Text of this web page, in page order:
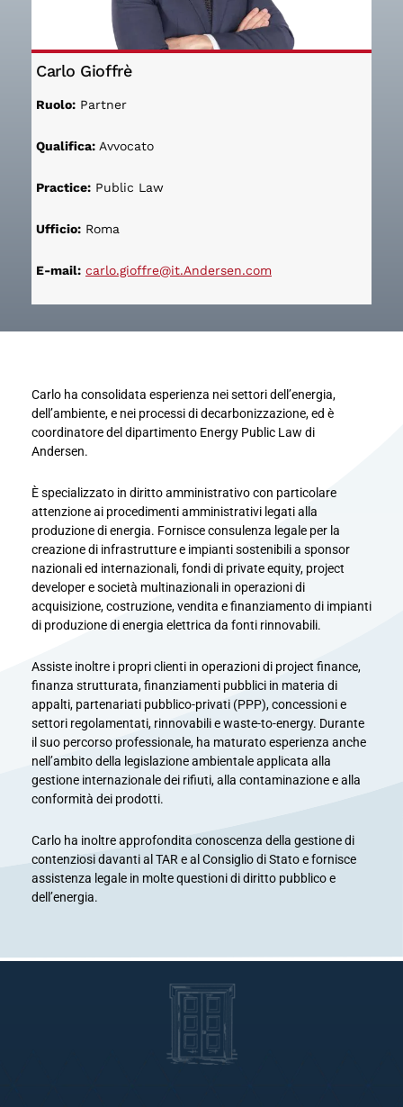
Carlo Gioffrè
Ruolo: Partner
Qualifica: Avvocato
Practice: Public Law
Ufficio: Roma
E-mail: carlo.gioffre@it.Andersen.com
Carlo ha consolidata esperienza nei settori dell’energia,
dell’ambiente, e nei processi di decarbonizzazione, ed è
coordinatore del dipartimento Energy Public Law di
Andersen.
È specializzato in diritto amministrativo con particolare
attenzione ai procedimenti amministrativi legati alla
produzione di energia. Fornisce consulenza legale per la
creazione di infrastrutture e impianti sostenibili a sponsor
nazionali ed internazionali, fondi di private equity, project
developer e società multinazionali in operazioni di
acquisizione, costruzione, vendita e finanziamento di impianti
di produzione di energia elettrica da fonti rinnovabili.
Assiste inoltre i propri clienti in operazioni di project finance,
finanza strutturata, finanziamenti pubblici in materia di
appalti, partenariati pubblico-privati (PPP), concessioni e
settori regolamentati, rinnovabili e waste-to-energy. Durante
il suo percorso professionale, ha maturato esperienza anche
nell’ambito della legislazione ambientale applicata alla
gestione internazionale dei rifiuti, alla contaminazione e alla
conformità dei prodotti.
Carlo ha inoltre approfondita conoscenza della gestione di
contenziosi davanti al TAR e al Consiglio di Stato e fornisce
assistenza legale in molte questioni di diritto pubblico e
dell’energia.